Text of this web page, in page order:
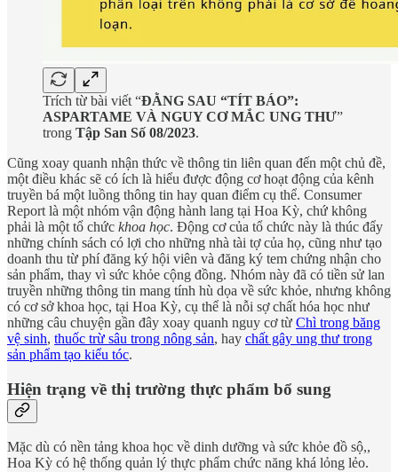
Trích từ bài viết “ĐẰNG SAU “TÍT BÁO”:
ASPARTAME VÀ NGUY CƠ MẮC UNG THƯ”
trong Tập San Số 08/2023.
Cũng xoay quanh nhận thức về thông tin liên quan đến một chủ đề,
một điều khác sẽ có ích là hiểu được động cơ hoạt động của kênh
truyền bá một luồng thông tin hay quan điểm cụ thể. Consumer
Report là một nhóm vận động hành lang tại Hoa Kỳ, chứ không
phải là một tổ chức khoa học. Động cơ của tổ chức này là thúc đẩy
những chính sách có lợi cho những nhà tài tợ của họ, cũng như tạo
doanh thu từ phí đăng ký hội viên và đăng ký tem chứng nhận cho
sản phẩm, thay vì sức khỏe cộng đồng. Nhóm này đã có tiền sử lan
truyền những thông tin mang tính hù dọa về sức khỏe, nhưng không
có cơ sở khoa học, tại Hoa Kỳ, cụ thể là nỗi sợ chất hóa học như
những câu chuyện gần đây xoay quanh nguy cơ từ Chì trong băng
vệ sinh, thuốc trừ sâu trong nông sản, hay chất gây ung thư trong
sản phẩm tạo kiểu tóc.
Hiện trạng về thị trường thực phẩm bổ sung
Mặc dù có nền tảng khoa học về dinh dưỡng và sức khỏe đồ sộ,,
Hoa Kỳ có hệ thống quản lý thực phẩm chức năng khá lỏng lẻo.